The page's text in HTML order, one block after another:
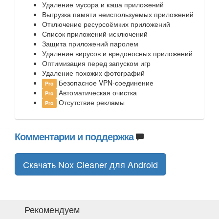
Удаление мусора и кэша приложений
Выгрузка памяти неиспользуемых приложений
Отключение ресурсоёмких приложений
Список приложений-исключений
Защита приложений паролем
Удаление вирусов и вредоносных приложений
Оптимизация перед запуском игр
Удаление похожих фотографий
Pro Безопасное VPN-соединение
Pro Автоматическая очистка
Pro Отсутствие рекламы
Комментарии и поддержка
Скачать Nox Cleaner для Android
Рекомендуем